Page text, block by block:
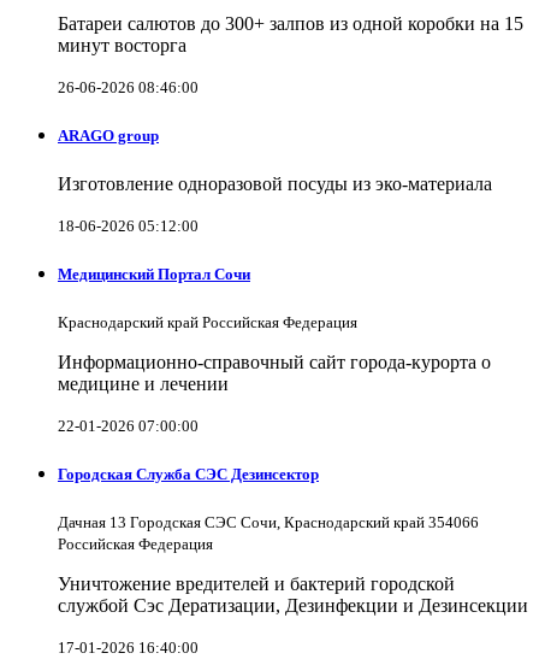
Батареи салютов до 300+ залпов из одной коробки на 15
минут восторга
26-06-2026 08:46:00
ARAGO group
Изготовление одноразовой посуды из эко-материала
18-06-2026 05:12:00
Медицинский Портал Сочи
Краснодарский край Российская Федерация
Информационно-справочный сайт города-курорта о
медицине и лечении
22-01-2026 07:00:00
Городская Служба СЭС Дезинсектор
Дачная 13 Городская СЭС Сочи, Краснодарский край 354066
Российская Федерация
Уничтожение вредителей и бактерий городской
службой Сэс Дератизации, Дезинфекции и Дезинсекции
17-01-2026 16:40:00